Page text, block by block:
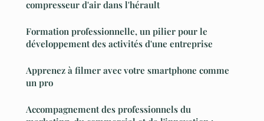
compresseur d'air dans l'hérault
Formation professionnelle, un pilier pour le
développement des activités d'une entreprise
Apprenez à filmer avec votre smartphone comme
un pro
Accompagnement des professionnels du